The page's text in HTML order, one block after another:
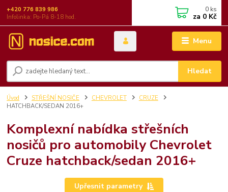
Menu
Hledat
+420 776 839 986
Infolinka: Po-Pá 8-18 hod.
0 ks
za 0 Kč
Úvod STŘEŠNÍ NOSIČE CHEVROLET
CRUZE
HATCHBACK/SEDAN 2016+
Komplexní nabídka střešních
nosičů pro automobily Chevrolet
Cruze hatchback/sedan 2016+
Upřesnit parametry